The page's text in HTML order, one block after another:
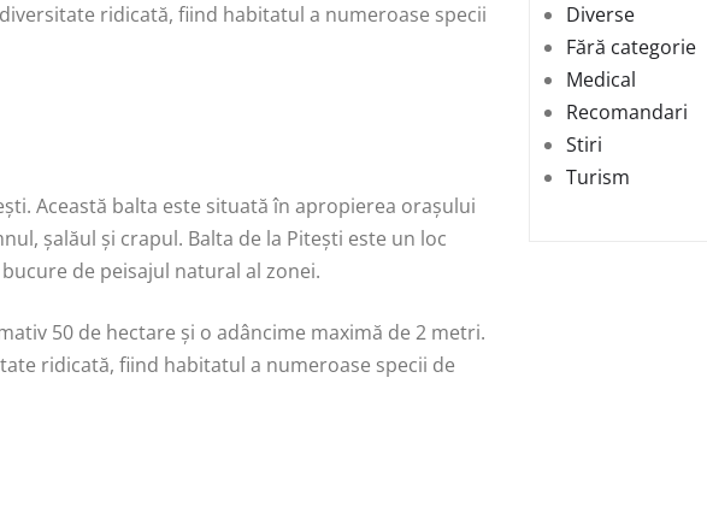
ridicată, fiind habitatul a numeroase specii
Această balta este situată în apropierea orașului
șalăul și crapul. Balta de la Pitești este un loc
de peisajul natural al zonei.
50 de hectare și o adâncime maximă de 2 metri.
ridicată, fiind habitatul a numeroase specii de
Diverse
Fără categorie
Medical
Recomandari
Stiri
Turism